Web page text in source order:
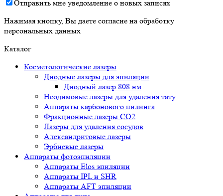
Отправить мне уведомление о новых записях
Нажимая кнопку, Вы даете согласие на обработку
персональных данных
Каталог
Косметологические лазеры
Диодные лазеры для эпиляции
Диодный лазер 808 нм
Неодимовые лазеры для удаления тату
Аппараты карбонового пилинга
Фракционные лазеры CO2
Лазеры для удаления сосудов
Александритовые лазеры
Эрбиевые лазеры
Аппараты фотоэпиляции
Аппараты Elos эпиляции
Аппараты IPL и SHR
Аппараты AFT эпиляции